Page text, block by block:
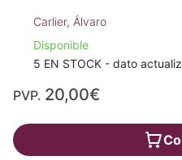
Carlier, Álvaro
Disponible
5 EN STOCK - dato
PVP. 20,00€